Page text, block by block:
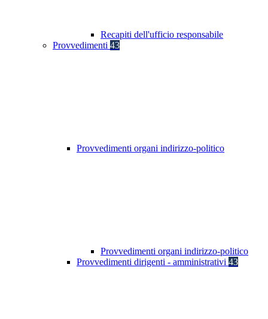
Recapiti dell'ufficio responsabile
Provvedimenti 43
Provvedimenti organi indirizzo-politico
Provvedimenti organi indirizzo-politico
Provvedimenti dirigenti - amministrativi 43